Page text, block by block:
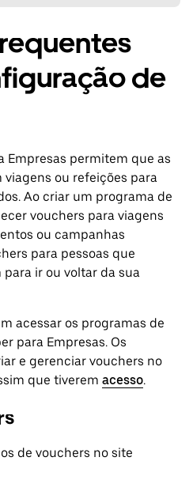
de
Empresas permitem que as
ou refeições para
Ao criar um programa de
vouchers para viagens
ou campanhas
para pessoas que
ir ou voltar da sua
acessar os programas de
para Empresas. Os
e gerenciar vouchers no
que tiverem acesso.
de vouchers no site